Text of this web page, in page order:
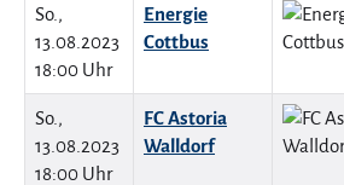
So.,
13.08.2023
18:00 Uhr
Energie
Cottbus
So.,
13.08.2023
18:00 Uhr
FC Astoria
Walldorf